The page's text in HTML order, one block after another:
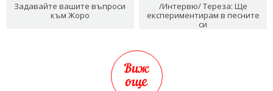
Задавайте вашите въпроси
към Жоро
/Интервю/ Тереза: Ще
експериментирам в песните
си
Виж
още